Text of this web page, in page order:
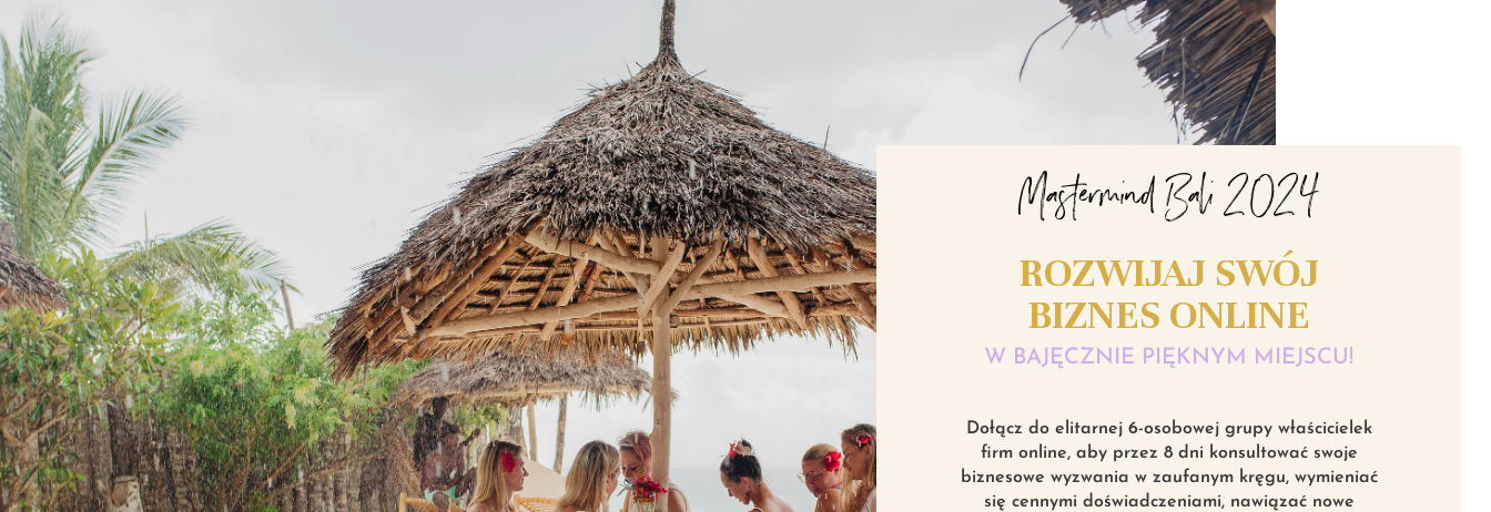
Mastermind Bali 2024
ROZWIJAJ SWÓJ
BIZNES ONLINE
W BAJĘCZNIE PIĘKNYM MIEJSCU!
Dołącz do elitarnej 6-osobowej grupy właścicielek
firm online, aby przez 8 dni konsultować swoje
biznesowe wyzwania w zaufanym kręgu, wymieniać
się cennymi doświadczeniami, nawiązać nowe